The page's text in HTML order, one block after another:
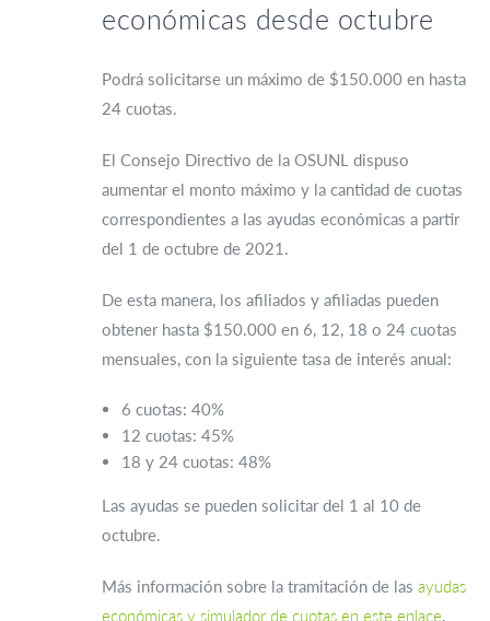
económicas desde octubre
Podrá solicitarse un máximo de $150.000 en hasta
24 cuotas.
El Consejo Directivo de la OSUNL dispuso
aumentar el monto máximo y la cantidad de cuotas
correspondientes a las ayudas económicas a partir
del 1 de octubre de 2021.
De esta manera, los afiliados y afiliadas pueden
obtener hasta $150.000 en 6, 12, 18 o 24 cuotas
mensuales, con la siguiente tasa de interés anual:
6 cuotas: 40%
12 cuotas: 45%
18 y 24 cuotas: 48%
Las ayudas se pueden solicitar del 1 al 10 de
octubre.
Más información sobre la tramitación de las ayudas
económicas y simulador de cuotas en este enlace.